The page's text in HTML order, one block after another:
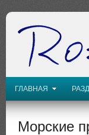
ГЛАВНАЯ
Морские